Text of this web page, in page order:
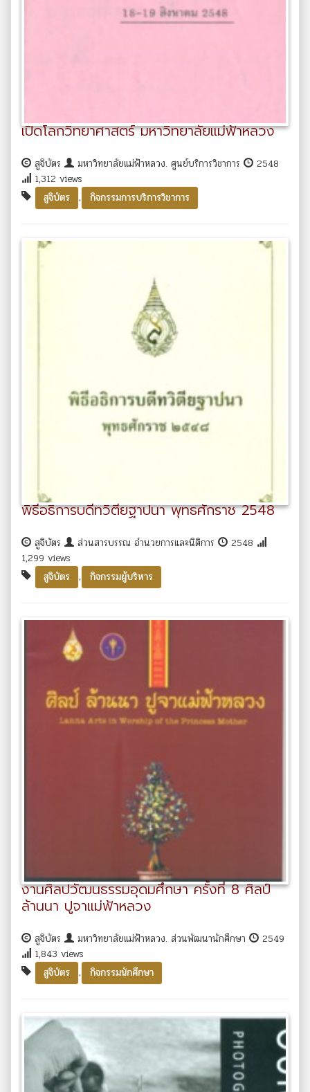
เปิดโลกวิทยาศาสตร์ มหาวิทยาลัยแม่ฟ้าหลวง
สูจิบัตร มหาวิทยาลัยแม่ฟ้าหลวง. ศูนย์บริการวิชาการ
2548
1,312 views
สูจิบัตร
, กิจกรรมการบริการวิชาการ
พิธีอธิการบดีทวิตียฐาปนา พุทธศักราช 2548
สูจิบัตร ส่วนสารบรรณ อำนวยการและนิติการ
2548
1,299 views
สูจิบัตร
, กิจกรรมผู้บริหาร
งานศิลปวัฒนธรรมอุดมศึกษา ครั้งที่ 8 ศิลป์
ล้านนา ปูจาแม่ฟ้าหลวง
สูจิบัตร มหาวิทยาลัยแม่ฟ้าหลวง. ส่วนพัฒนานักศึกษา
2549
1,843 views
สูจิบัตร
, กิจกรรมนักศึกษา